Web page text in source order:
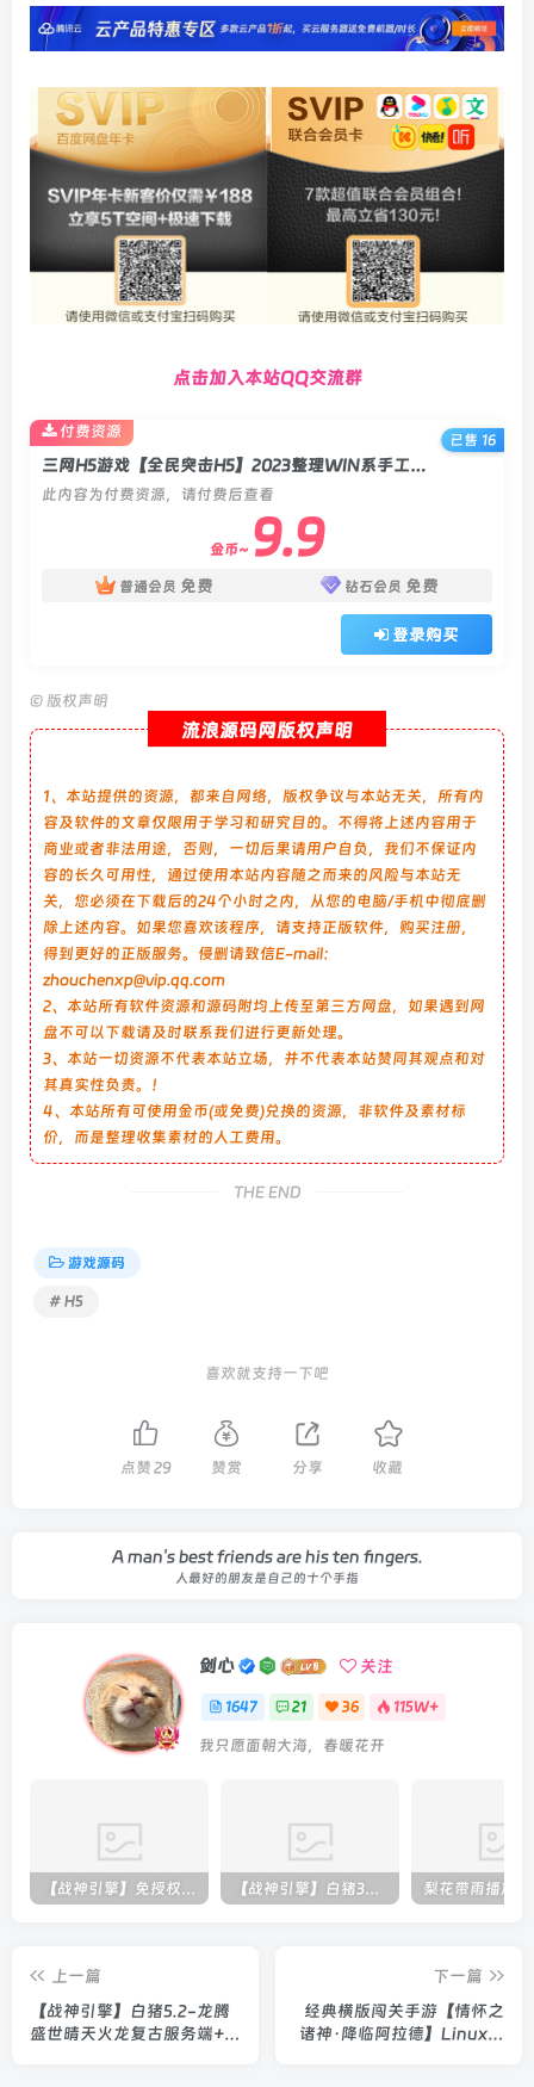
点击加入本站QQ交流群
三网H5游戏【全民突击H5】2023整理WIN系手工端+GM后台+教程
此内容为付费资源，请付费后查看
金币~ 9.9
普通会员 免费 钻石会员 免费
登录购买
付费资源
已售 16
© 版权声明
流浪源码网版权声明
1、本站提供的资源，都来自网络，版权争议与本站无关，所有内
容及软件的文章仅限用于学习和研究目的。不得将上述内容用于
商业或者非法用途，否则，一切后果请用户自负，我们不保证内
容的长久可用性，通过使用本站内容随之而来的风险与本站无
关，您必须在下载后的24个小时之内，从您的电脑/手机中彻底删
除上述内容。如果您喜欢该程序，请支持正版软件，购买注册，
得到更好的正版服务。侵删请致信E-mail：
zhouchenxp@vip.qq.com
2、本站所有软件资源和源码附均上传至第三方网盘，如果遇到网
盘不可以下载请及时联系我们进行更新处理。
3、本站一切资源不代表本站立场，并不代表本站赞同其观点和对
其真实性负责。！
4、本站所有可使用金币(或免费)兑换的资源，非软件及素材标
价，而是整理收集素材的人工费用。
THE END
游戏源码
# H5
喜欢就支持一下吧
点赞 29 赞赏 分享 收藏
A man's best friends are his ten fingers.
人最好的朋友是自己的十个手指
剑心 关注
1647 21 36 115W+
我只愿面朝大海，春暖花开
上一篇
【战神引擎】白猪5.2-龙腾
盛世晴天火龙复古服务端+生
下一篇
经典横版闯关手游【情怀之
诸神·降临阿拉德】Linux本